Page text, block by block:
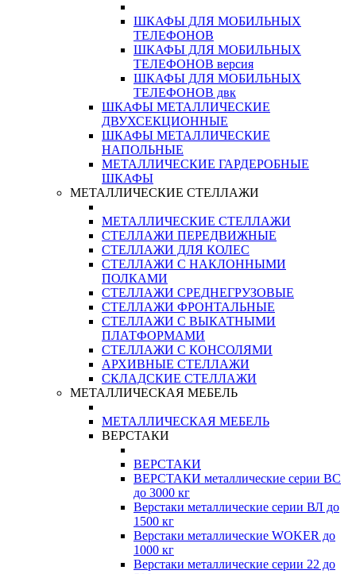
ШКАФЫ ДЛЯ МОБИЛЬНЫХ
ТЕЛЕФОНОВ
ШКАФЫ ДЛЯ МОБИЛЬНЫХ
ТЕЛЕФОНОВ версия
ШКАФЫ ДЛЯ МОБИЛЬНЫХ
ТЕЛЕФОНОВ двк
ШКАФЫ МЕТАЛЛИЧЕСКИЕ
ДВУХСЕКЦИОННЫЕ
ШКАФЫ МЕТАЛЛИЧЕСКИЕ
НАПОЛЬНЫЕ
МЕТАЛЛИЧЕСКИЕ ГАРДЕРОБНЫЕ
ШКАФЫ
МЕТАЛЛИЧЕСКИЕ СТЕЛЛАЖИ
МЕТАЛЛИЧЕСКИЕ СТЕЛЛАЖИ
СТЕЛЛАЖИ ПЕРЕДВИЖНЫЕ
СТЕЛЛАЖИ ДЛЯ КОЛЕС
СТЕЛЛАЖИ С НАКЛОННЫМИ
ПОЛКАМИ
СТЕЛЛАЖИ СРЕДНЕГРУЗОВЫЕ
СТЕЛЛАЖИ ФРОНТАЛЬНЫЕ
СТЕЛЛАЖИ С ВЫКАТНЫМИ
ПЛАТФОРМАМИ
СТЕЛЛАЖИ С КОНСОЛЯМИ
АРХИВНЫЕ СТЕЛЛАЖИ
СКЛАДСКИЕ СТЕЛЛАЖИ
МЕТАЛЛИЧЕСКАЯ МЕБЕЛЬ
МЕТАЛЛИЧЕСКАЯ МЕБЕЛЬ
ВЕРСТАКИ
ВЕРСТАКИ
ВЕРСТАКИ металлические серии ВС
до 3000 кг
Верстаки металлические серии ВЛ до
1500 кг
Верстаки металлические WOKER до
1000 кг
Верстаки металлические серии 22 до